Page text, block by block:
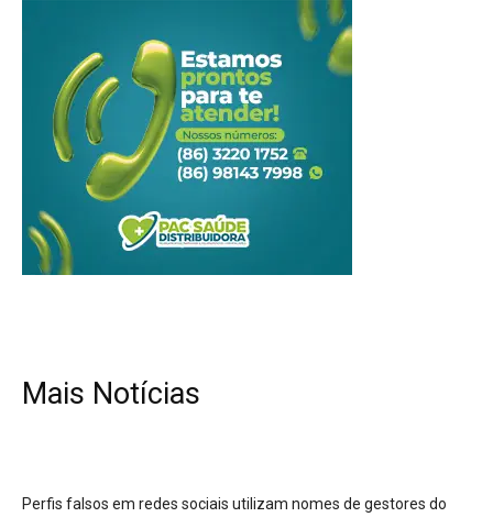
Mais Notícias
Perfis falsos em redes sociais utilizam nomes de gestores do